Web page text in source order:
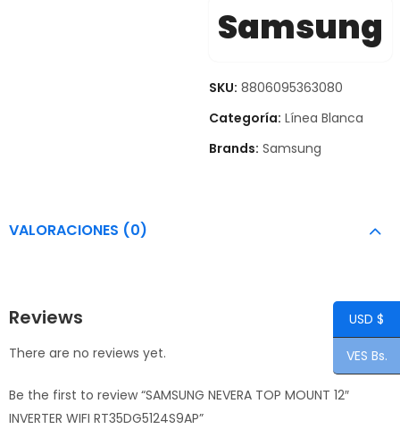
Samsung
SKU: 8806095363080
Categoría: Línea Blanca
Brands: Samsung
VALORACIONES (0)
Reviews
There are no reviews yet.
Be the first to review “SAMSUNG NEVERA TOP MOUNT 12″
INVERTER WIFI RT35DG5124S9AP”
USD $
VES Bs.